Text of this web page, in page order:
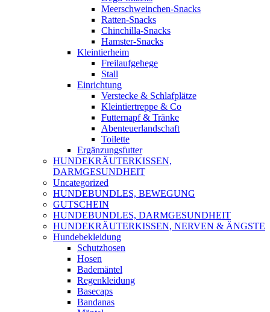
Meerschweinchen-Snacks
Ratten-Snacks
Chinchilla-Snacks
Hamster-Snacks
Kleintierheim
Freilaufgehege
Stall
Einrichtung
Verstecke & Schlafplätze
Kleintiertreppe & Co
Futternapf & Tränke
Abenteuerlandschaft
Toilette
Ergänzungsfutter
HUNDEKRÄUTERKISSEN,
DARMGESUNDHEIT
Uncategorized
HUNDEBUNDLES, BEWEGUNG
GUTSCHEIN
HUNDEBUNDLES, DARMGESUNDHEIT
HUNDEKRÄUTERKISSEN, NERVEN & ÄNGSTE
Hundebekleidung
Schutzhosen
Hosen
Bademäntel
Regenkleidung
Basecaps
Bandanas